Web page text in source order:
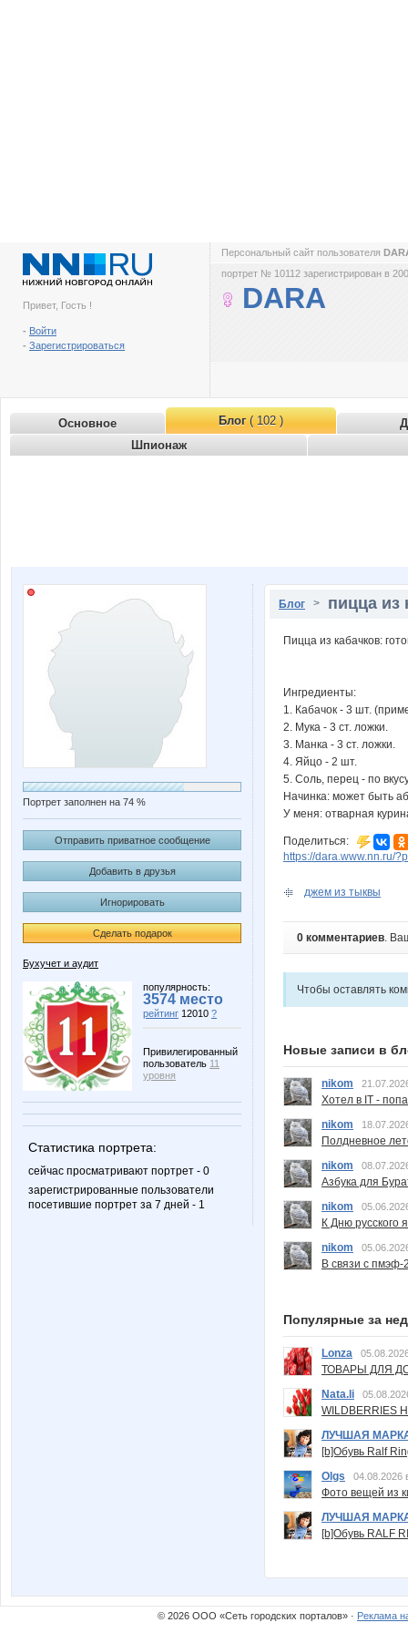
Привет, Гость !
- Войти
- Зарегистрироваться
Персональный сайт пользователя
портрет № 10112 зарегистрирован в
DARA
Основное Блог( 102 )
Шпионаж
Портрет заполнен на 74 %
Отправить приватное сообщение
Добавить в друзья
Игнорировать
Сделать подарок
Бухучет и аудит
популярность:
3574 место
рейтинг 12010 ?
Привилегированный
пользователь 11
уровня
Статистика портрета:
сейчас просматривают портрет - 0
зарегистрированные пользователи
посетившие портрет за 7 дней - 1
Блог > пицца из
Пицца из кабачков:
Ингредиенты:
1. Кабачок - 3 шт.
2. Мука - 3 ст. ложки.
3. Манка - 3 ст. ложки.
4. Яйцо - 2 шт.
5. Соль, перец - по
Начинка: может быть
У меня: отварная
Поделиться:
https://dara.www.nn.ru/
джем из тыквы
0 комментариев.
Чтобы оставлять
Новые записи в
nikom
Хотел в IT -
nikom
Полдневное
nikom
Азбука для
nikom
К Дню русского
nikom
В связи с пмэф-
Популярные за
Lonza
ТОВАРЫ ДЛЯ
Nata.li
ЛУЧШАЯ
[b]Обувь Ralf
Olgs
04.08.2026
Фото вещей из
ЛУЧШАЯ
[b]Обувь RALF
© 2026 ООО «Сеть городских порталов» · Реклама